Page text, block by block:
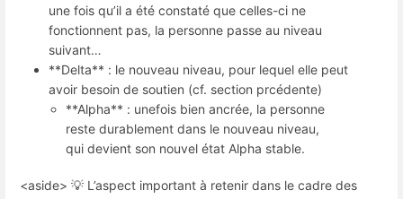
une fois qu’il a été constaté que celles-ci ne
fonctionnent pas, la personne passe au niveau
suivant…
**Delta** : le nouveau niveau, pour lequel elle peut
avoir besoin de soutien (cf. section prcédente)
**Alpha** : unefois bien ancrée, la personne
reste durablement dans le nouveau niveau,
qui devient son nouvel état Alpha stable.
<aside> 💡 L’aspect important à retenir dans le cadre des